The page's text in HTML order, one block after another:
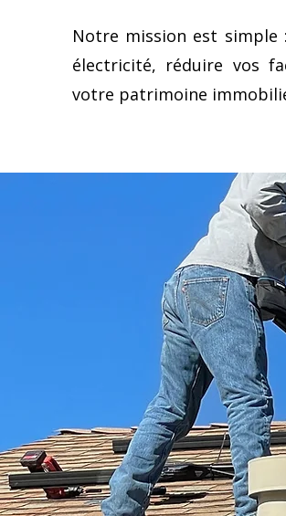
Notre mission est
électricité, réduire vos
votre patrimoine